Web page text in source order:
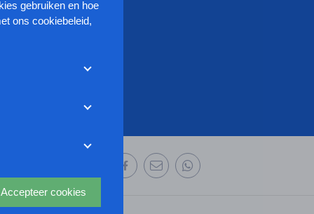
gebruiken en hoe
ons cookiebeleid,
zonder de
website aan te
uit waarmee onder
Accepteer cookies